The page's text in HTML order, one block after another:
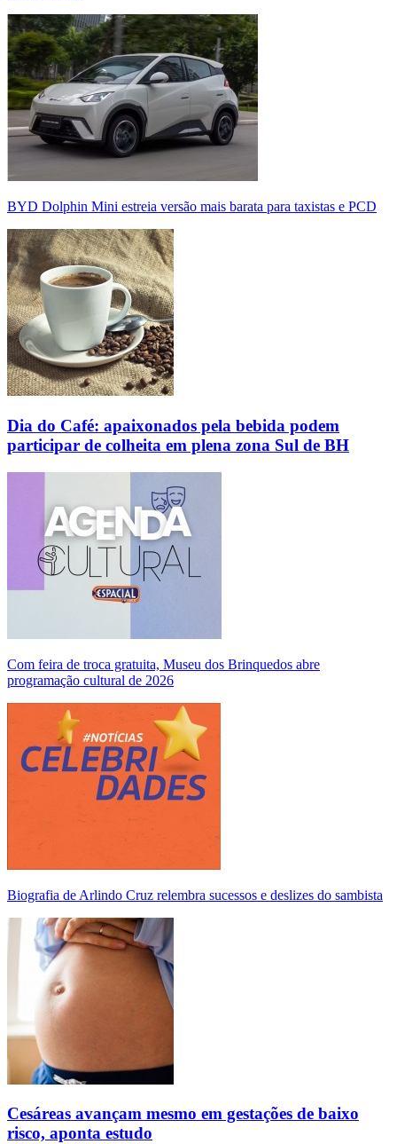
BYD Dolphin Mini estreia versão mais barata para taxistas e PCD
Dia do Café: apaixonados pela bebida podem
participar de colheita em plena zona Sul de BH
Com feira de troca gratuita, Museu dos Brinquedos abre
programação cultural de 2026
Biografia de Arlindo Cruz relembra sucessos e deslizes do sambista
Cesáreas avançam mesmo em gestações de baixo
risco, aponta estudo